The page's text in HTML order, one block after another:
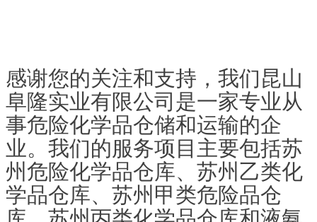
感谢您的关注和支持，我们昆山
阜隆实业有限公司是一家专业从
事危险化学品仓储和运输的企
业。我们的服务项目主要包括苏
州危险化学品仓库、苏州乙类化
学品仓库、苏州甲类危险品仓